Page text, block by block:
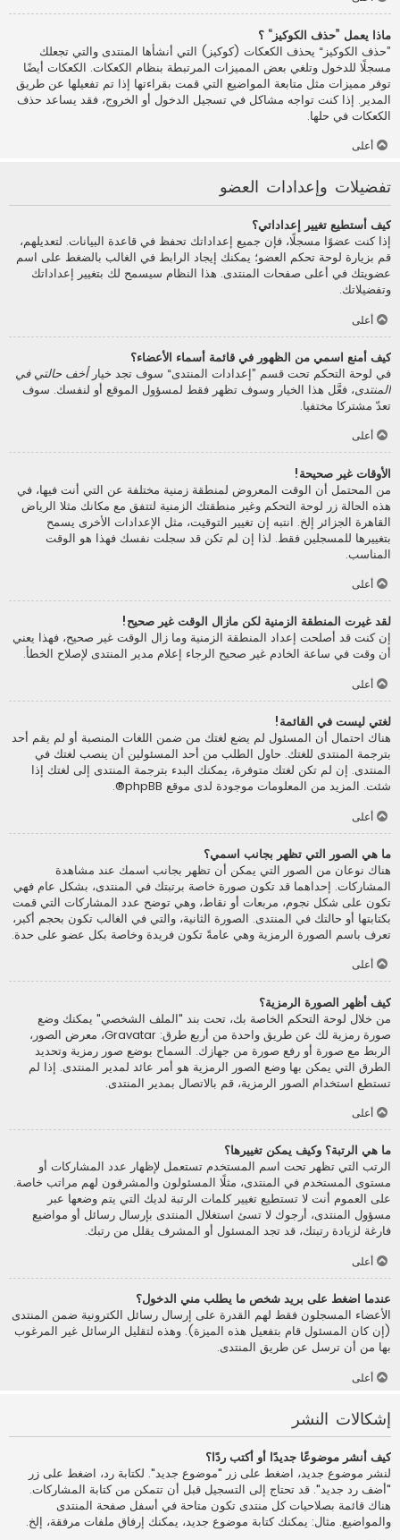
ماذا يعمل ”حذف الكوكيز“ ؟
”حذف الكوكيز“ يحذف الكعكات (كوكيز) التي أنشأها المنتدى والتي تجعلك
مسجلًا للدخول وتلغي بعض المميزات المرتبطة بنظام الكعكات. الكعكات أيضًا
توفر مميزات مثل متابعة المواضيع التي قمت بقراءتها إذا تم تفعيلها عن طريق
المدير. إذا كنت تواجه مشاكل في تسجيل الدخول أو الخروج، فقد يساعد حذف
الكعكات في حلها.
أعلى
تفضيلات وإعدادات العضو
كيف أستطيع تغيير إعداداتي؟
إذا كنت عضوًا مسجلًا، فإن جميع إعداداتك تحفظ في قاعدة البيانات. لتعديلهم،
قم بزيارة لوحة تحكم العضو؛ يمكنك إيجاد الرابط في الغالب بالضغط على اسم
عضويتك في أعلى صفحات المنتدى. هذا النظام سيسمح لك بتغيير إعداداتك
وتفضيلاتك.
أعلى
كيف أمنع اسمي من الظهور في قائمة أسماء الأعضاء؟
في لوحة التحكم تحت قسم ”إعدادات المنتدى“ سوف تجد خيارأخف حالتي في
المنتدى، فعَّل هذا الخيار وسوف تظهر فقط لمسؤول الموقع أو لنفسك. سوف
تعدّ مشتركا مختفيا.
أعلى
الأوقات غير صحيحة!
من المحتمل أن الوقت المعروض لمنطقة زمنية مختلفة عن التي أنت فيها، في
هذه الحالة زر لوحة التحكم وغير منطقتك الزمنية لتتفق مع مكانك مثلا الرياض
القاهرة الجزائر إلخ. انتبه إن تغيير التوقيت، مثل الإعدادات الأخرى يسمح
بتغييرها للمسجلين فقط. لذا إن لم تكن قد سجلت نفسك فهذا هو الوقت
المناسب.
أعلى
لقد غيرت المنطقة الزمنية لكن مازال الوقت غير صحيح!
إن كنت قد أصلحت إعداد المنطقة الزمنية وما زال الوقت غير صحيح، فهذا يعني
أن وقت في ساعة الخادم غير صحيح الرجاء إعلام مدير المنتدى لإصلاح الخطأ.
أعلى
لغتي ليست في القائمة!
هناك احتمال أن المسئول لم يضع لغتك من ضمن اللغات المنصبة أو لم يقم أحد
بترجمة المنتدى للغتك. حاول الطلب من أحد المسئولين أن ينصب لغتك في
المنتدى. إن لم تكن لغتك متوفرة، يمكنك البدء بترجمة المنتدى إلى لغتك إذا
شئت. المزيد من المعلومات موجودة لدى موقع phpBB
®.
أعلى
ما هي الصور التي تظهر بجانب اسمي؟
هناك نوعان من الصور التي يمكن أن تظهر بجانب اسمك عند مشاهدة
المشاركات. إحداهما قد تكون صورة خاصة برتبتك في المنتدى، بشكل عام فهي
تكون على شكل نجوم، مربعات أو نقاط، وهي توضح عدد المشاركات التي قمت
بكتابتها أو حالتك في المنتدى. الصورة الثانية، والتي في الغالب تكون بحجم أكبر،
تعرف باسم الصورة الرمزية وهي عامةً تكون فريدة وخاصة بكل عضو على حدة.
أعلى
كيف أظهر الصورة الرمزية؟
من خلال لوحة التحكم الخاصة بك، تحت بند "الملف الشخصي" يمكنك وضع
صورة رمزية لك عن طريق واحدة من أربع طرق: Gravatar، معرض الصور،
الربط مع صورة أو رفع صورة من جهازك. السماح بوضع صور رمزية وتحديد
الطرق التي يمكن بها وضع الصور الرمزية هو أمر عائد لمدير المنتدى. إذا لم
تستطع استخدام الصور الرمزية، قم بالاتصال بمدير المنتدى.
أعلى
ما هي الرتبة؟ وكيف يمكن تغييرها؟
الرتب التي تظهر تحت اسم المستخدم تستعمل لإظهار عدد المشاركات أو
مستوى المستخدم في المنتدى، مثلًا المسئولون والمشرفون لهم مراتب خاصة.
على العموم أنت لا تستطيع تغيير كلمات الرتبة لديك التي يتم وضعها عبر
مسؤول المنتدى، أرجوك لا تسئ استغلال المنتدى بإرسال رسائل أو مواضيع
فارغة لزيادة رتبتك، قد تجد المسئول أو المشرف يقلل من رتبك.
أعلى
عندما اضغط على بريد شخص ما يطلب مني الدخول؟
الأعضاء المسجلون فقط لهم القدرة على إرسال رسائل الكترونية ضمن المنتدى
(إن كان المسئول قام بتفعيل هذه الميزة). وهذه لتقليل الرسائل غير المرغوب
بها من أن ترسل عن طريق المنتدى.
أعلى
إشكالات النشر
كيف أنشر موضوعًا جديدًا أو أكتب ردًا؟
لنشر موضوع جديد، اضغط على زر "موضوع جديد". لكتابة رد، اضغط على زر
"أضف رد جديد". قد تحتاج إلى التسجيل قبل أن تتمكن من كتابة المشاركات.
هناك قائمة بصلاحيات كل منتدى تكون متاحة في أسفل صفحة المنتدى
والمواضيع. مثال: يمكنك كتابة موضوع جديد، يمكنك إرفاق ملفات مرفقة، إلخ.